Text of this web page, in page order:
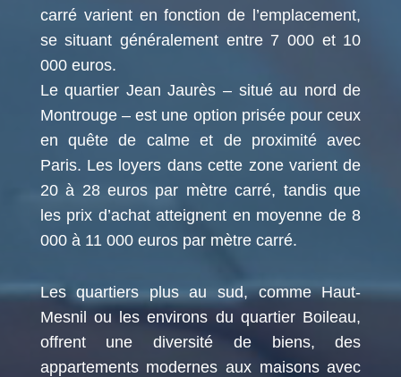
carré varient en fonction de l’emplacement,
se situant généralement entre 7 000 et 10
000 euros.
Le quartier Jean Jaurès – situé au nord de
Montrouge – est une option prisée pour ceux
en quête de calme et de proximité avec
Paris. Les loyers dans cette zone varient de
20 à 28 euros par mètre carré, tandis que
les prix d’achat atteignent en moyenne de 8
000 à 11 000 euros par mètre carré.
Les quartiers plus au sud, comme Haut-
Mesnil ou les environs du quartier Boileau,
offrent une diversité de biens, des
appartements modernes aux maisons avec